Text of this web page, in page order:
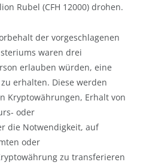
Rubel (CFH 12000) drohen.
der vorgeschlagenen
waren drei
erlauben würden, eine
erhalten. Diese werden
Kryptowährungen, Erhalt von
oder
die Notwendigkeit, auf
oder
zu transferieren